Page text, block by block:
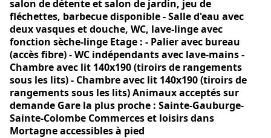
salon de détente et salon de jardin, jeu de
fléchettes, barbecue disponible - Salle d'eau avec
deux vasques et douche, WC, lave-linge avec
fonction sèche-linge Etage : - Palier avec bureau
(accès fibre) - WC indépendants avec lave-mains -
Chambre avec lit 140x190 (tiroirs de rangements
sous les lits) - Chambre avec lit 140x190 (tiroirs de
rangements sous les lits) Animaux acceptés sur
demande Gare la plus proche : Sainte-Gauburge-
Sainte-Colombe Commerces et loisirs dans
Mortagne accessibles à pied